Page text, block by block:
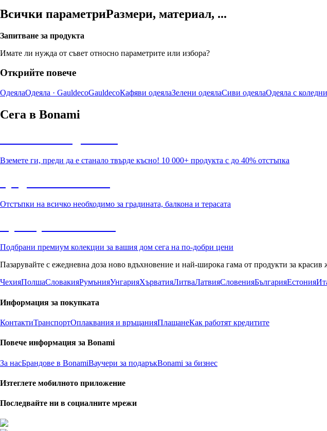
Всички параметриРазмери, материал, ...
Запитване за продукта
Имате ли нужда от съвет относно параметрите или избора?
Открийте повече
ОдеялаОдеяла · GauldecoGauldecoКафяви одеялаЗелени одеялаСиви одеялаОдеяла с
Сега в Bonami
Вземете ги, преди да е станало твърде късно! 10 000+ продукта с до 40% отстъпка
Отстъпки на всичко необходимо за градината, балкона и терасата
Подбрани премиум колекции за вашия дом сега на по-добри цени
Пазарувайте с ежедневна доза ново вдъхновение и най-широка гама от продукти за красив
ЧехияПолшаСловакияРумънияУнгарияХърватияЛитваЛатвияСловенияБългарияЕстония
Информация за покупката
КонтактиТранспортОплаквания и връщанияПлащанеКак работят кредитите
Повече информация за Bonami
За насБрандове в BonamiВаучери за подаръкBonami за бизнес
Изтеглете мобилното приложение
Последвайте ни в социалните мрежи